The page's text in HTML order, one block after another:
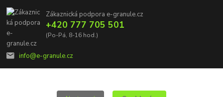
Zákaznická podpora e-granule.cz
+420 777 705 501
(Po-Pá, 8-16 hod.)
info@e-granule.cz